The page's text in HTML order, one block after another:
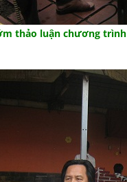
luận chương trình